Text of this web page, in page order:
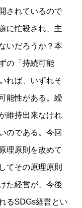
されているので
に忙殺され、主
いだろうか？本
の「持続可能
れば、いずれそ
能性がある。繰
維持出来なけれ
のである。今回
理原則を改めて
てその原理原則
た経営が、今後
るSDGs経営とい